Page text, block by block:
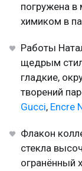
погружена в
химиком в
Работы
щедрым
гладкие,
творений
Gucci, Encre
Флакон
стекла
огранённый